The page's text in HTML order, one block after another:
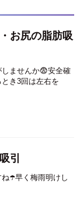
お尻の脂肪吸
ませんか😨安全確
き3回は左右を
引
☂️早く梅雨明けし